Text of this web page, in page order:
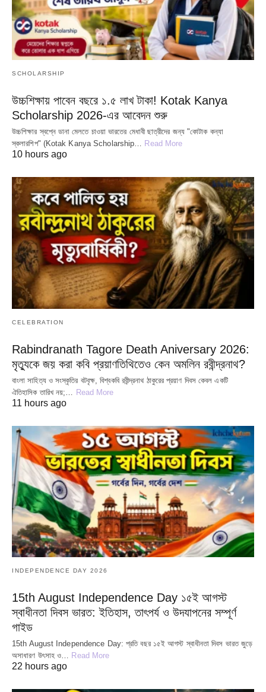
SCHOLARSHIP
উচ্চশিক্ষায় পাবেন বছরে ১.৫ লাখ টাকা! Kotak Kanya
Scholarship 2026-এর আবেদন শুরু
উচ্চশিক্ষার স্বপ্নে ডানা মেলতে চাওয়া ভারতের মেধাবী ছাত্রীদের জন্য "কোটাক কন্যা
স্কলারশিপ" (Kotak Kanya Scholarship…
Read More
10 hours ago
CELEBRATION
Rabindranath Tagore Death Aniversary 2026:
মৃত্যুকে জয় করা কবি প্রয়াণতিথিতেও কেন অমলিন রবীন্দ্রনাথ?
বাংলা সাহিত্য ও সংস্কৃতির বটবৃক্ষ, বিশ্বকবি রবীন্দ্রনাথ ঠাকুরের প্রয়াণ দিবস কেবল একটি
ঐতিহাসিক তারিখ নয়;… Read More
11 hours ago
INDEPENDENCE DAY 2026
15th August Independence Day ১৫ই আগস্ট
স্বাধীনতা দিবস ভারত: ইতিহাস, তাৎপর্য ও উদযাপনের সম্পূর্ণ
গাইড
15th August Independence Day: প্রতি বছর ১৫ই আগস্ট স্বাধীনতা দিবস ভারত জুড়ে
অসাধারণ উৎসাহ ও… Read More
22 hours ago